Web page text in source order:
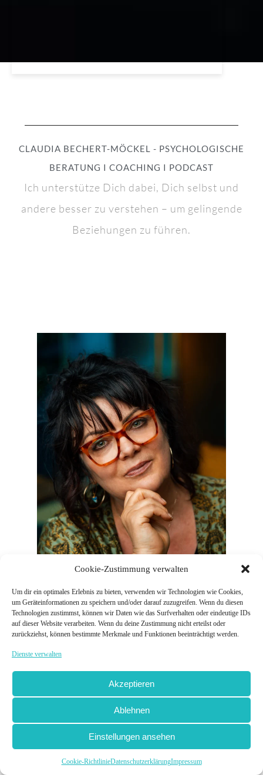
Cookie-Zustimmung verwalten
Um dir ein optimales Erlebnis zu bieten, verwenden wir Technologien wie Cookies,
um Geräteinformationen zu speichern und/oder darauf zuzugreifen. Wenn du diesen
Technologien zustimmst, können wir Daten wie das Surfverhalten oder eindeutige IDs
auf dieser Website verarbeiten. Wenn du deine Zustimmung nicht erteilst oder
zurückziehst, können bestimmte Merkmale und Funktionen beeinträchtigt werden.
Dienste verwalten
Akzeptieren
Ablehnen
Einstellungen ansehen
Cookie-RichtlinieDatenschutzerklärungImpressum
CLAUDIA BECHERT-MÖCKEL - PSYCHOLOGISCHE
BERATUNG I COACHING I PODCAST
Ich unterstütze Dich dabei, Dich selbst und
andere besser zu verstehen – um gelingende
Beziehungen zu führen.
Persönliche Entwicklung &
echte Verbundenheit in
Beziehungen
Kennst Du dieses Gefühl, dass Du Dir
manchmal selbst im Weg stehst? Nicht aus